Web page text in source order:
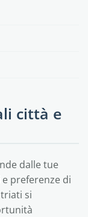
città e
dalle tue
preferenze di
si